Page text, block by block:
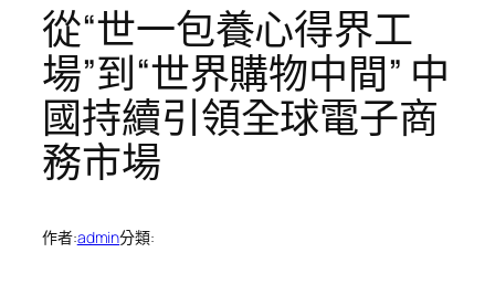
從“世一包養心得界工
場”到“世界購物中間” 中
國持續引領全球電子商
務市場
作者:admin分類: